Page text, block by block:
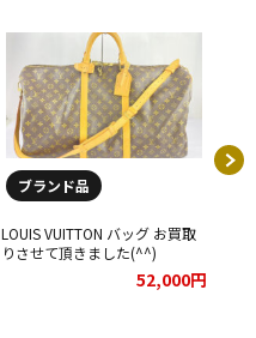
ブランド品
LOUIS VUITTON バッグ お買取
りさせて頂きました(^^)
52,000円